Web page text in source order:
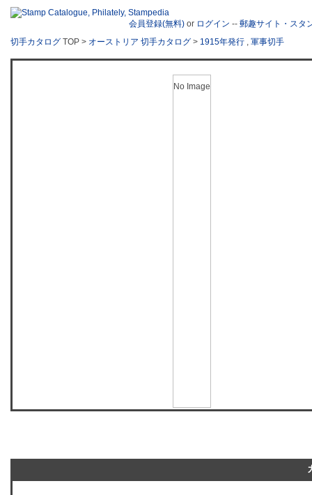
会員登録(無料) or ログイン -- 郵趣サイト・スタ
切手カタログ TOP > オーストリア 切手カタログ > 1915年発行 , 軍事切手
No Image